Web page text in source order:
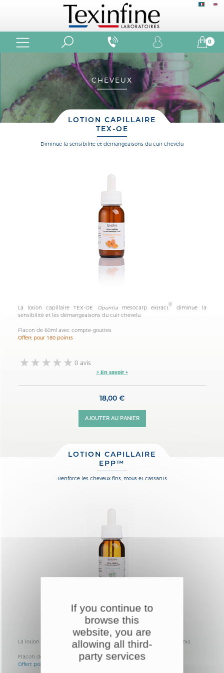
0
CHEVEUX
LOTION CAPILLAIRE
TEX-OE
diminue la sensibilite et demangeaisons du cuir chevelu
La lotion capillaire TEX-OE Opuntiamesocarp extract
®
diminue la
sensibilité et les démangeaisons du cuir chevelu.
Flacon de 60ml avec compte-gouttes
Offert pour 180 points
0 avis
> En savoir +
18,00 €
AJOUTER AU PANIER
LOTION CAPILLAIRE
EPP™
renforce les cheveux fins, mous et cassants
La lotion capillaire EPP™renforce les cheveux fins, mous et cassants.
Flacon de 60 ml avec compte-gouttes
Offert pour 180 points
If you continue to
browse this
website, you are
allowing all third-
party services